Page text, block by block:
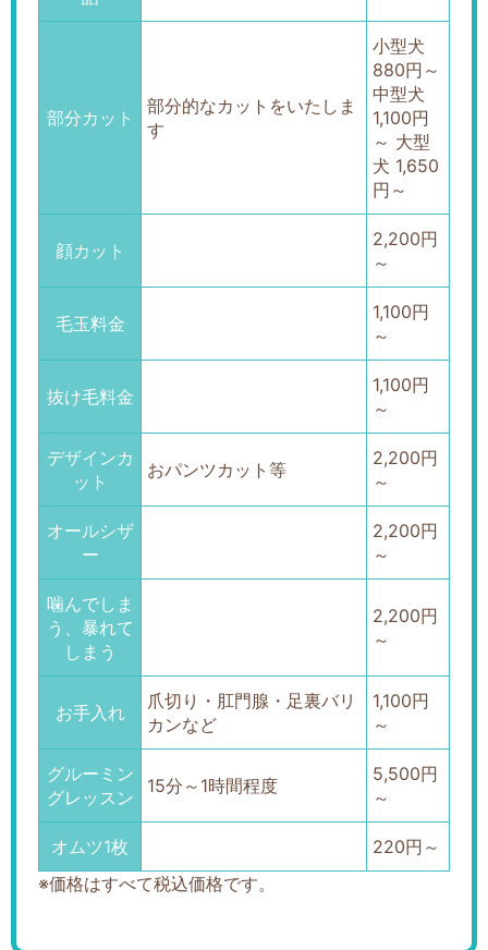
部分カット
部分的なカットをいたしま
す
小型犬
880円～
中型犬
1,100円
～ 大型
犬 1,650
円～
顔カット
2,200円
～
毛玉料金
1,100円
～
抜け毛料金
1,100円
～
デザインカ
ット
おパンツカット等
2,200円
～
オールシザ
ー
2,200円
～
噛んでしま
う、暴れて
しまう
2,200円
～
お手入れ
爪切り・肛門腺・足裏バリ
カンなど
1,100円
～
グルーミン
グレッスン
15分～1時間程度
5,500円
～
オムツ1枚
220円～
※価格はすべて税込価格です。